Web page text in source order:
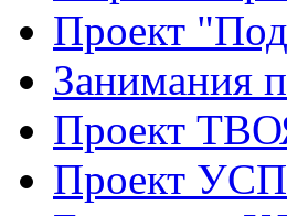
Проект
Занимания
Проект
Проект